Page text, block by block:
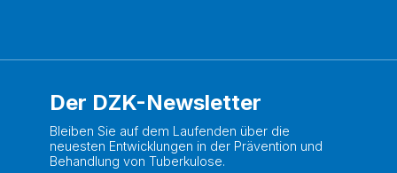
Der DZK-Newsletter
Bleiben Sie auf dem Laufenden über die
neuesten Entwicklungen in der Prävention und
Behandlung von Tuberkulose.